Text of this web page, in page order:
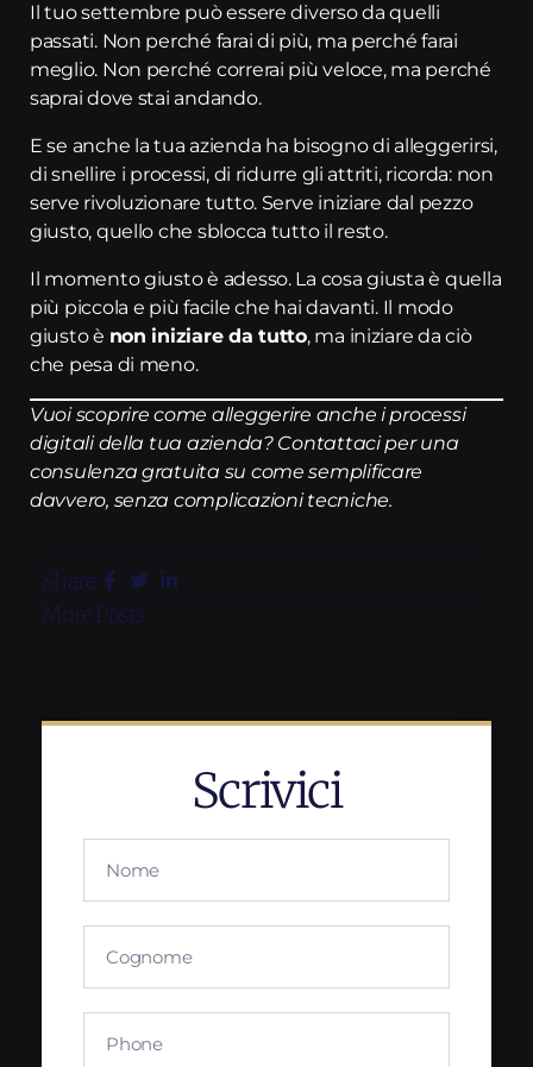
Il tuo settembre può essere diverso da quelli
passati. Non perché farai di più, ma perché farai
meglio. Non perché correrai più veloce, ma perché
saprai dove stai andando.
E se anche la tua azienda ha bisogno di alleggerirsi,
di snellire i processi, di ridurre gli attriti, ricorda: non
serve rivoluzionare tutto. Serve iniziare dal pezzo
giusto, quello che sblocca tutto il resto.
Il momento giusto è adesso. La cosa giusta è quella
più piccola e più facile che hai davanti. Il modo
giusto è non iniziare da tutto, ma iniziare da ciò
che pesa di meno.
Vuoi scoprire come alleggerire anche i processi
digitali della tua azienda? Contattaci per una
consulenza gratuita su come semplificare
davvero, senza complicazioni tecniche.
Share:
More Posts
Scrivici